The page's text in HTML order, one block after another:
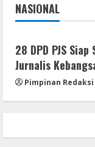
5
NASIONAL
Jakarta
28 DPD PJS
Jurnalis
Pimpinan Redaksi